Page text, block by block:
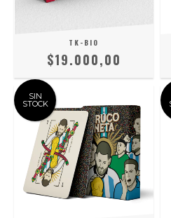
TK-BIO
$19.000,00
SIN
STOCK